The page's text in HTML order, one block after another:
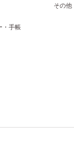
・手帳
その他